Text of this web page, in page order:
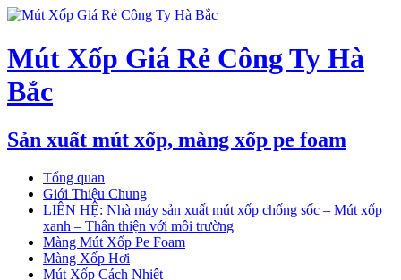
Mút Xốp Giá Rẻ Công Ty Hà
Bắc
Sản xuất mút xốp, màng xốp pe foam
Tổng quan
Giới Thiệu Chung
LIÊN HỆ: Nhà máy sản xuất mút xốp chống sốc – Mút xốp
xanh – Thân thiện với môi trường
Màng Mút Xốp Pe Foam
Màng Xốp Hơi
Mút Xốp Cách Nhiệt